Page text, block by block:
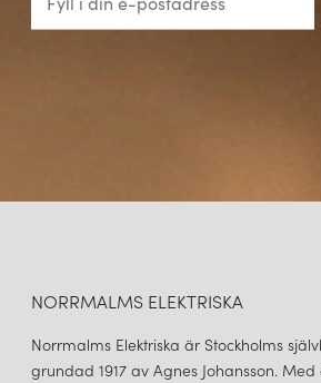
NORRMALMS ELEKTRISKA
Norrmalms Elektriska är Stockholms
grundad 1917 av Agnes Johansson. Med